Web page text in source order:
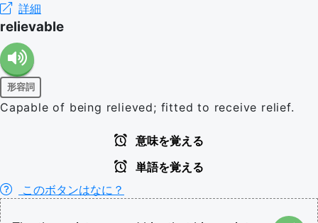
詳細
relievable
形容詞
Capable of being relieved; fitted to receive relief.
意味を覚える
単語を覚える
このボタンはなに？